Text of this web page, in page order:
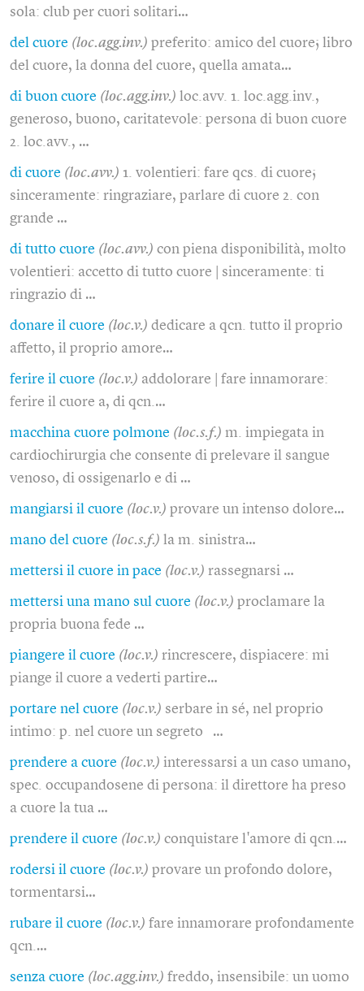
sola: club per cuori solitari…
del cuore (loc.agg.inv.) preferito: amico del cuore; libro
del cuore, la donna del cuore, quella amata…
di buon cuore (loc.agg.inv.) loc.avv. 1. loc.agg.inv.,
generoso, buono, caritatevole: persona di buon cuore
2. loc.avv., …
di cuore (loc.avv.) 1. volentieri: fare qcs. di cuore;
sinceramente: ringraziare, parlare di cuore 2. con
grande …
di tutto cuore (loc.avv.) con piena disponibilità, molto
volentieri: accetto di tutto cuore | sinceramente: ti
ringrazio di …
donare il cuore (loc.v.) dedicare a qcn. tutto il proprio
affetto, il proprio amore…
ferire il cuore (loc.v.) addolorare | fare innamorare:
ferire il cuore a, di qcn.…
macchina cuore polmone (loc.s.f.) m. impiegata in
cardiochirurgia che consente di prelevare il sangue
venoso, di ossigenarlo e di …
mangiarsi il cuore (loc.v.) provare un intenso dolore…
mano del cuore (loc.s.f.) la m. sinistra…
mettersi il cuore in pace (loc.v.) rassegnarsi …
mettersi una mano sul cuore (loc.v.) proclamare la
propria buona fede …
piangere il cuore (loc.v.) rincrescere, dispiacere: mi
piange il cuore a vederti partire…
portare nel cuore (loc.v.) serbare in sé, nel proprio
intimo: p. nel cuore un segreto …
prendere a cuore (loc.v.) interessarsi a un caso umano,
spec. occupandosene di persona: il direttore ha preso
a cuore la tua …
prendere il cuore (loc.v.) conquistare l'amore di qcn.…
rodersi il cuore (loc.v.) provare un profondo dolore,
tormentarsi…
rubare il cuore (loc.v.) fare innamorare profondamente
qcn.…
senza cuore (loc.agg.inv.) freddo, insensibile: un uomo